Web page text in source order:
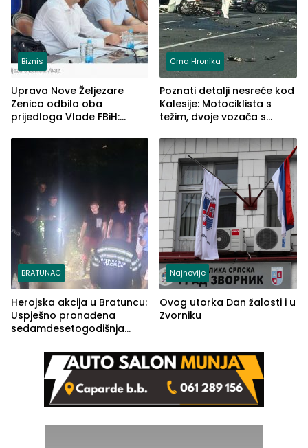
Biznis
Uprava Nove Željezare
Zenica odbila oba
prijedloga Vlade FBiH:
rješenje
Crna Hronika
Poznati detalji nesreće kod
Kalesije: Motociklista s
težim, dvoje vozača s
BRATUNAC
Herojska akcija u Bratuncu:
Uspješno pronađena
sedamdesetogodišnja
Kravice.
Najnovije
Ovog utorka Dan žalosti i u
Zvorniku